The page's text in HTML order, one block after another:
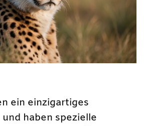
ein einzigartiges
haben spezielle